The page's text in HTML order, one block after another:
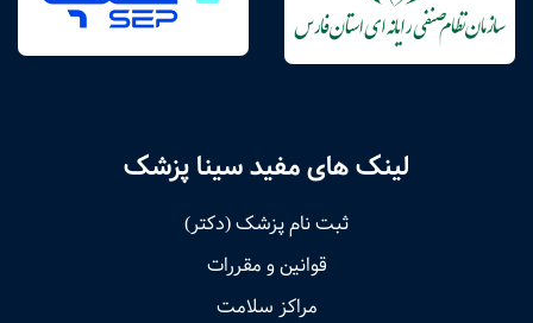
لینک های مفید سینا پزشک
ثبت نام پزشک (دکتر)
قوانین و مقررات
مراکز سلامت